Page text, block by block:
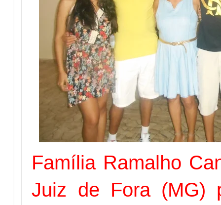
Família Ramalho
Juiz de Fora (MG)